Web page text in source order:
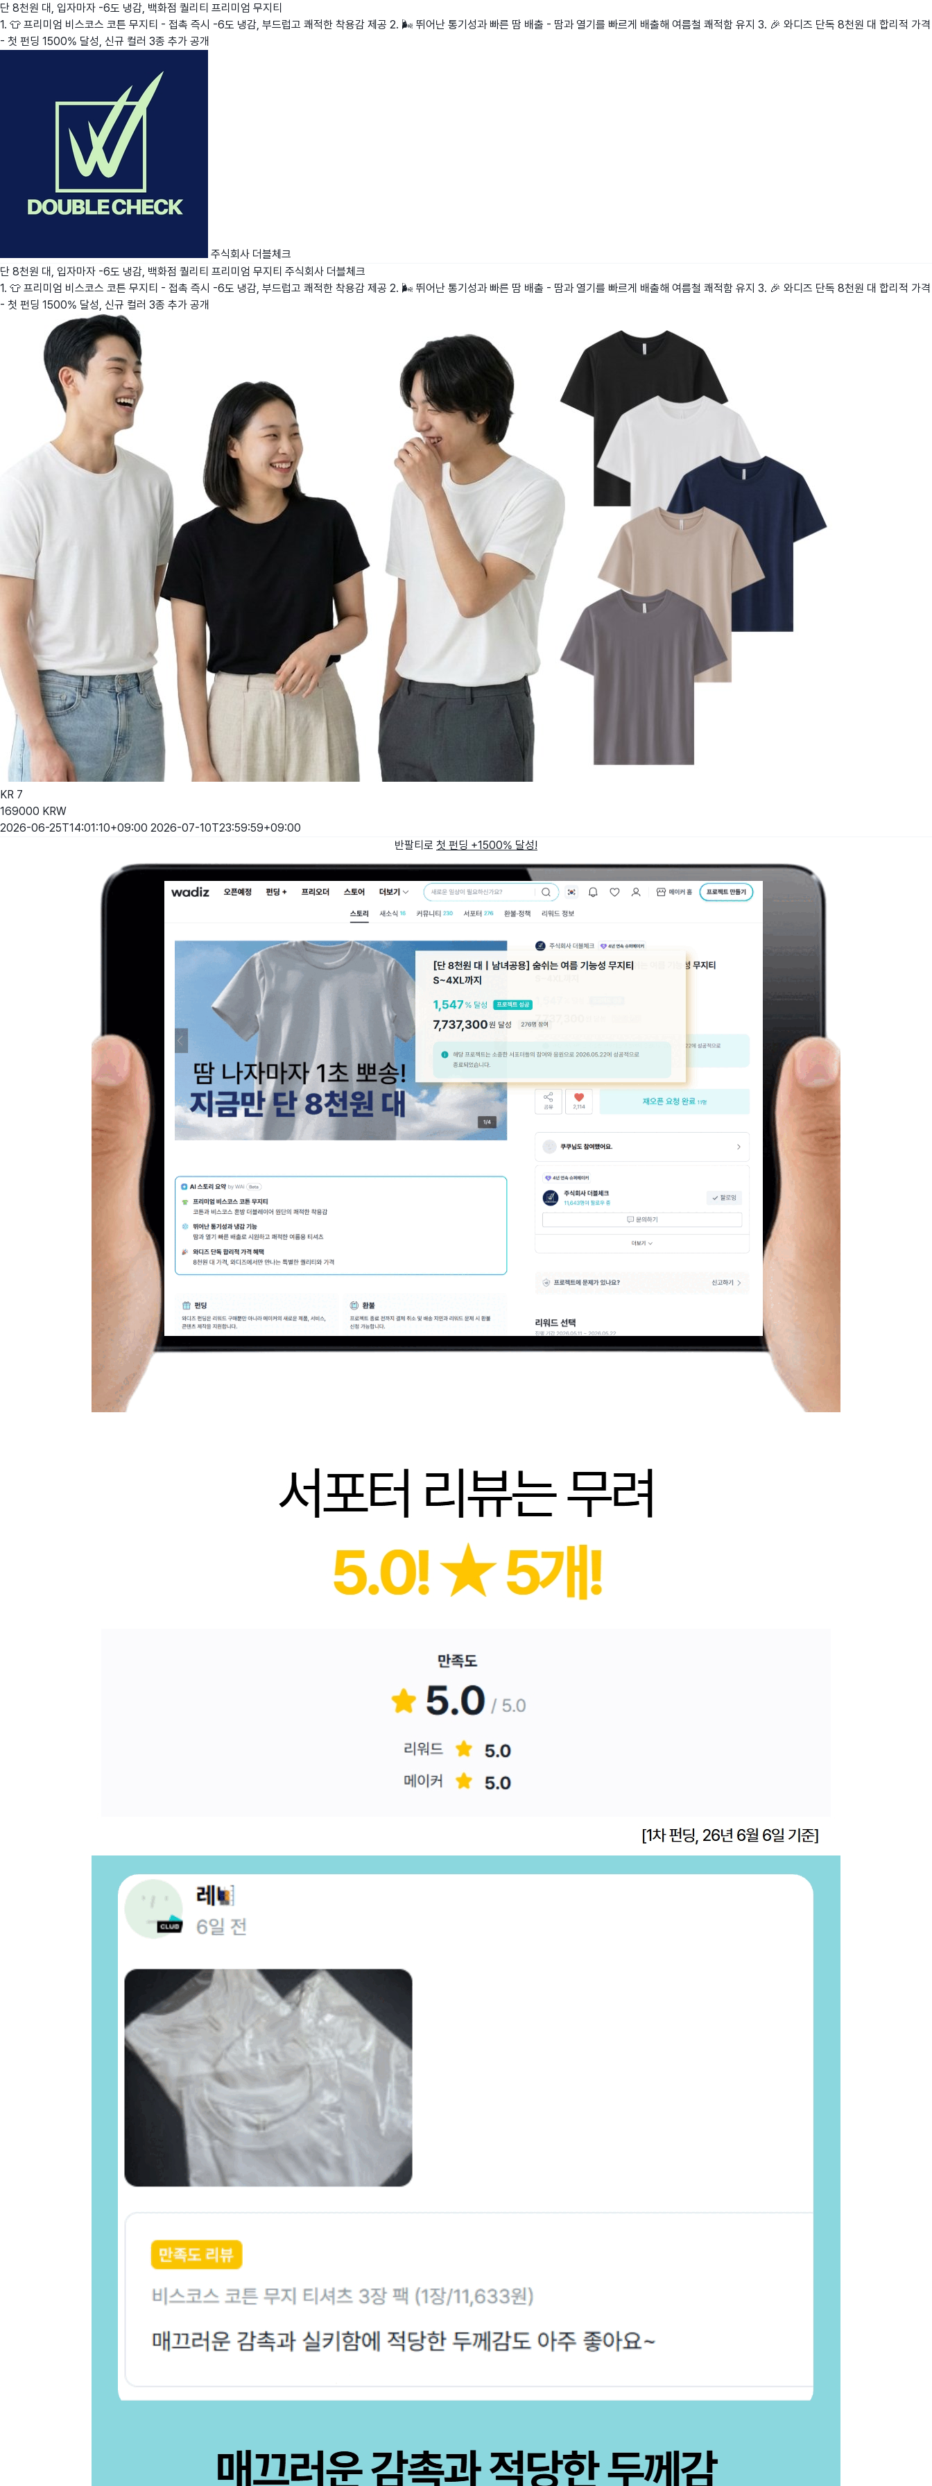
단 8천원 대, 입자마자 -6도 냉감, 백화점 퀄리티 프리미엄 무지티
1. 👕 프리미엄 비스코스 코튼 무지티 - 접촉 즉시 -6도 냉감, 부드럽고 쾌적한 착용감 제공 2. 🌬️ 뛰어난 통기성과 빠른 땀 배출 - 땀과 열기를 빠르게 배출해 여름철 쾌적함 유지 3. 🎉 와디즈 단독 8천원 대 합리적 가격
- 첫 펀딩 1500% 달성, 신규 컬러 3종 추가 공개
주식회사 더블체크
단 8천원 대, 입자마자 -6도 냉감, 백화점 퀄리티 프리미엄 무지티 주식회사 더블체크
1. 👕 프리미엄 비스코스 코튼 무지티 - 접촉 즉시 -6도 냉감, 부드럽고 쾌적한 착용감 제공 2. 🌬️ 뛰어난 통기성과 빠른 땀 배출 - 땀과 열기를 빠르게 배출해 여름철 쾌적함 유지 3. 🎉 와디즈 단독 8천원 대 합리적 가격
- 첫 펀딩 1500% 달성, 신규 컬러 3종 추가 공개
KR 7
169000 KRW
2026-06-25T14:01:10+09:00 2026-07-10T23:59:59+09:00
반팔티로 첫 펀딩 +1500% 달성!